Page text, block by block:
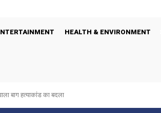
HEALTH & ENVIRONMENT
बाग हत्याकांड का बदला